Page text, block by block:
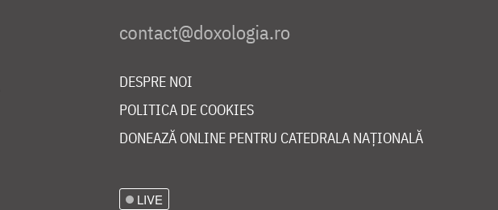
DESPRE NOI
POLITICA DE COOKIES
DONEAZĂ ONLINE PENTRU CATEDRALA NAȚIONALĂ
LIVE